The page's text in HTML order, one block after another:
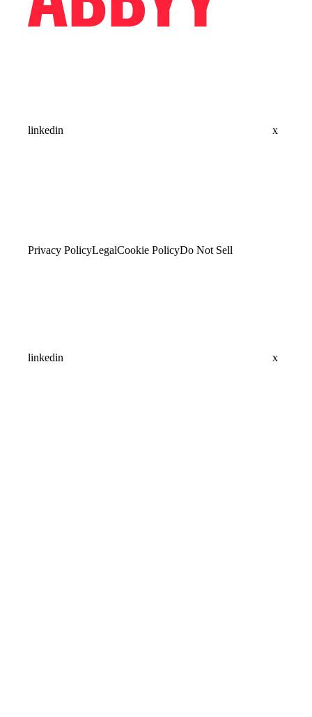
linkedin x
Privacy PolicyLegalCookie PolicyDo Not Sell
linkedin x